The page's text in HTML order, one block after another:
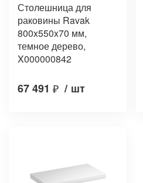
Столешница для
раковины Ravak
800x550x70 мм,
темное дерево,
X000000842
67 491 ₽ / шт